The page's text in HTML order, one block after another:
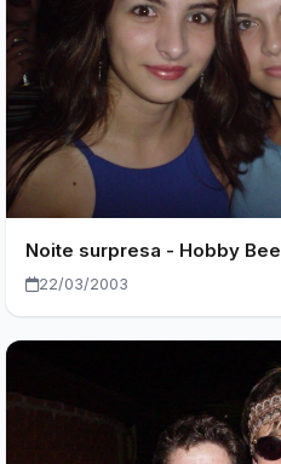
Noite surpresa - Hobby
22/03/2003